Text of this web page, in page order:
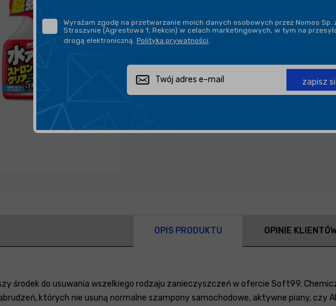
Zapytaj o produkt
OPIS PRODUKTU OPINIE
środek do usuwania wszelkiego rodzaju zanieczyszczeń w ofercie Soft99.
których nie usuną normalne szampony samochodowe, aktywne piany, czy
Wyrażam zgodę na przetwarzanie moich danych osobowych przez Nomos Sp.
Straszynie (Agrestowa 1, Rekcin) w celach marketingowych, w tym na
drogą elektroniczną. Polityka prywatności
zapisz